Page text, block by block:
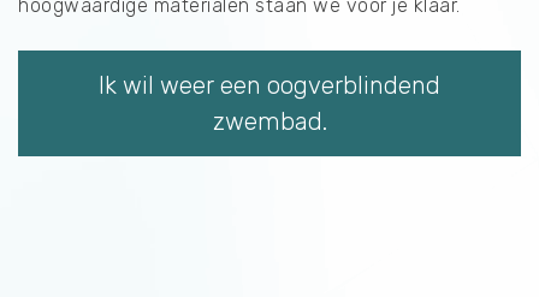
hoogwaardige materialen staan we voor je klaar.
Ik wil weer een oogverblindend
zwembad.